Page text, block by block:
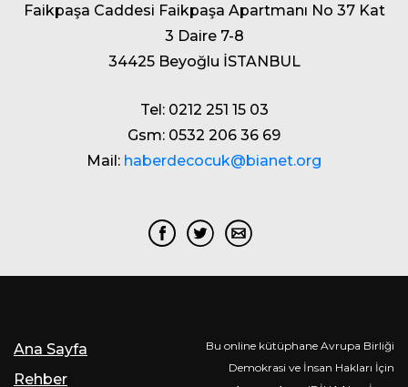
Faikpaşa Caddesi Faikpaşa Apartmanı No 37 Kat
3 Daire 7-8
34425 Beyoğlu İSTANBUL
Tel: 0212 251 15 03
Gsm: 0532 206 36 69
Mail: haberdecocuk@bianet.org
Ana Sayfa
Rehber
Bu online kütüphane Avrupa Birliği
Demokrasi ve İnsan Hakları İçin